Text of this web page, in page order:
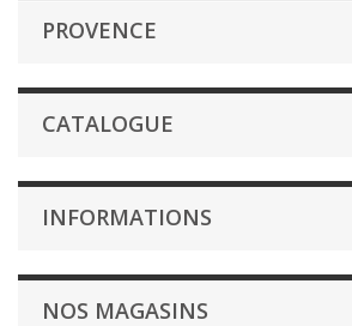
PROVENCE
CATALOGUE
INFORMATIONS
NOS MAGASINS